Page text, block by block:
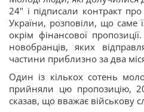
24" і підписали контракт
України, розповіли, що саме
окрім фінансової
новобранців, яких
частини приблизно за два
Один із кількох сотень
прийняли цю пропозицію,
сказав, що вважає військову